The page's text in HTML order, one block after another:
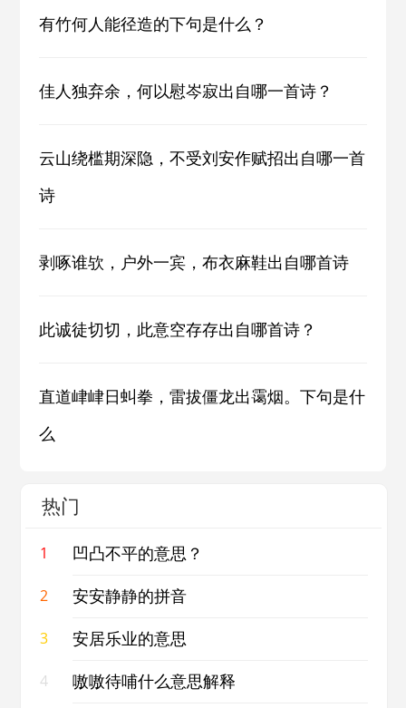
有竹何人能径造的下句是什么？
佳人独弃余，何以慰岑寂出自哪一首诗？
云山绕槛期深隐，不受刘安作赋招出自哪一首
诗
剥啄谁欤，户外一宾，布衣麻鞋出自哪首诗
此诚徒切切，此意空存存出自哪首诗？
直道峍峍日虯拳，雷拔僵龙出霭烟。下句是什
么
热门
1 凹凸不平的意思？
2 安安静静的拼音
3 安居乐业的意思
4 嗷嗷待哺什么意思解释